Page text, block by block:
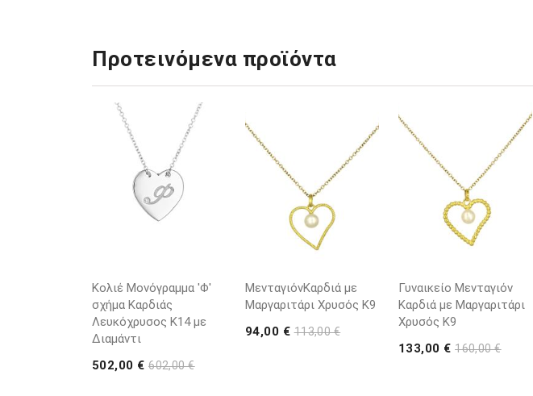
Προτεινόμενα προϊόντα
Κολιέ Μονόγραμμα 'Φ'
σχήμα Καρδιάς
Λευκόχρυσος K14 με
Διαμάντι
502,00 €602,00 €
ΜενταγιόνΚαρδιά με
Μαργαριτάρι Χρυσός K9
94,00 €113,00 €
Γυναικείο Μενταγιόν
Καρδιά με Μαργαριτάρι
Χρυσός K9
133,00 €160,00 €